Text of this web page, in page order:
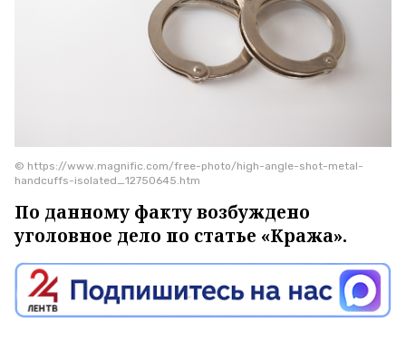
© https://www.magnific.com/free-photo/high-angle-shot-metal-
handcuffs-isolated_12750645.htm
По данному факту возбуждено
уголовное дело по статье «Кража».